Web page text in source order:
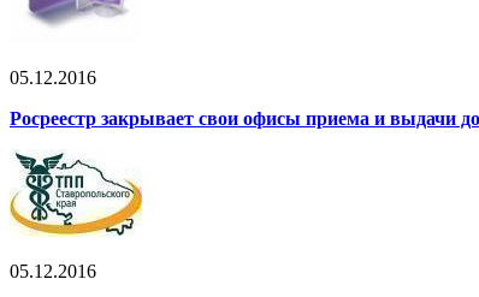
05.12.2016
Росреестр закрывает свои офисы приема и выдачи
05.12.2016